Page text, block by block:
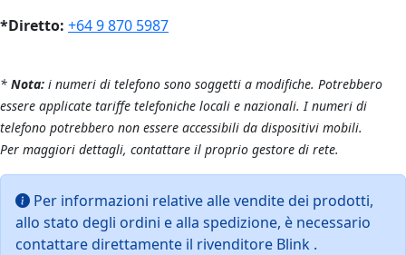
*Diretto: +64 9 870 5987
* Nota: i numeri di telefono sono soggetti a modifiche. Potrebbero
essere applicate tariffe telefoniche locali e nazionali. I numeri di
telefono potrebbero non essere accessibili da dispositivi mobili.
Per maggiori dettagli, contattare il proprio gestore di rete.
Per informazioni relative alle vendite dei prodotti,
allo stato degli ordini e alla spedizione, è necessario
contattare direttamente il rivenditore Blink .